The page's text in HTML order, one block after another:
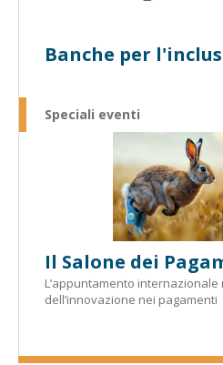
Banche per
Speciali eventi
Il Salone dei
L’appuntamento
dell’innovazione nei pagamenti